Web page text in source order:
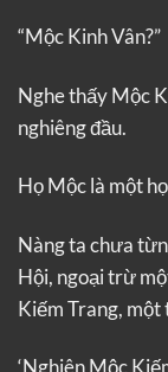
“Mộc Kinh Vân?”
Nghe thấy Mộc
nghiêng đầu.
Họ Mộc là một
Nàng ta chưa
Hội, ngoại trừ
Kiếm Trang, một
‘Nghiên Mộc